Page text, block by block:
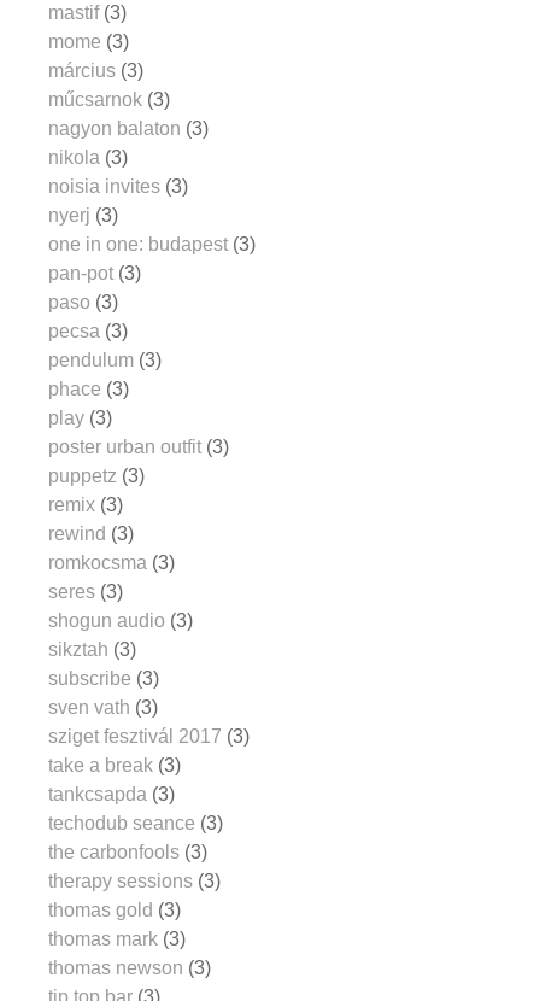
mastif (3)
mome (3)
március (3)
műcsarnok (3)
nagyon balaton (3)
nikola (3)
noisia invites (3)
nyerj (3)
one in one: budapest (3)
pan-pot (3)
paso (3)
pecsa (3)
pendulum (3)
phace (3)
play (3)
poster urban outfit (3)
puppetz (3)
remix (3)
rewind (3)
romkocsma (3)
seres (3)
shogun audio (3)
sikztah (3)
subscribe (3)
sven vath (3)
sziget fesztivál 2017 (3)
take a break (3)
tankcsapda (3)
techodub seance (3)
the carbonfools (3)
therapy sessions (3)
thomas gold (3)
thomas mark (3)
thomas newson (3)
tip top bar (3)